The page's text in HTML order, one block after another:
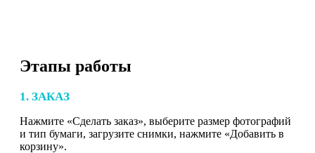
Этапы работы
1. ЗАКАЗ
Нажмите «Сделать заказ», выберите размер фотографий
и тип бумаги, загрузите снимки, нажмите «Добавить в
корзину».